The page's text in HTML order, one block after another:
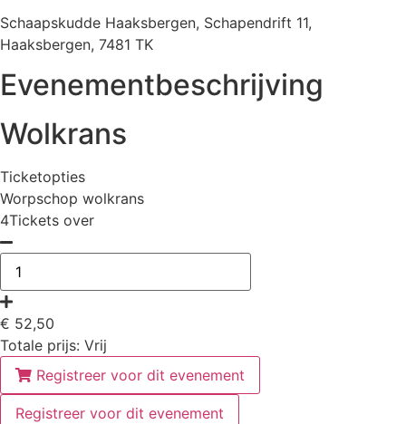
Schaapskudde Haaksbergen, Schapendrift 11,
Haaksbergen, 7481 TK
Evenementbeschrijving
Wolkrans
Ticketopties
Worpschop wolkrans
4Tickets over
€ 52,50
Totale prijs: Vrij
Registreer voor dit evenement
Registreer voor dit evenement